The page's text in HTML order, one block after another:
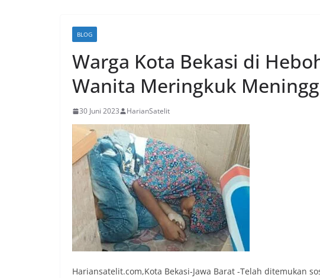
BLOG
Warga Kota Bekasi di
Wanita Meringkuk
30 Juni 2023 HarianSatelit
Hariansatelit.com,Kota Bekasi-Jawa Barat -Telah ditemukan